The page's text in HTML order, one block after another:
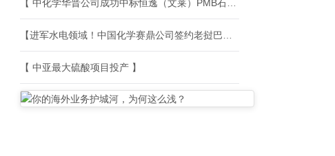
【 中亚最大硫酸项目投产 】